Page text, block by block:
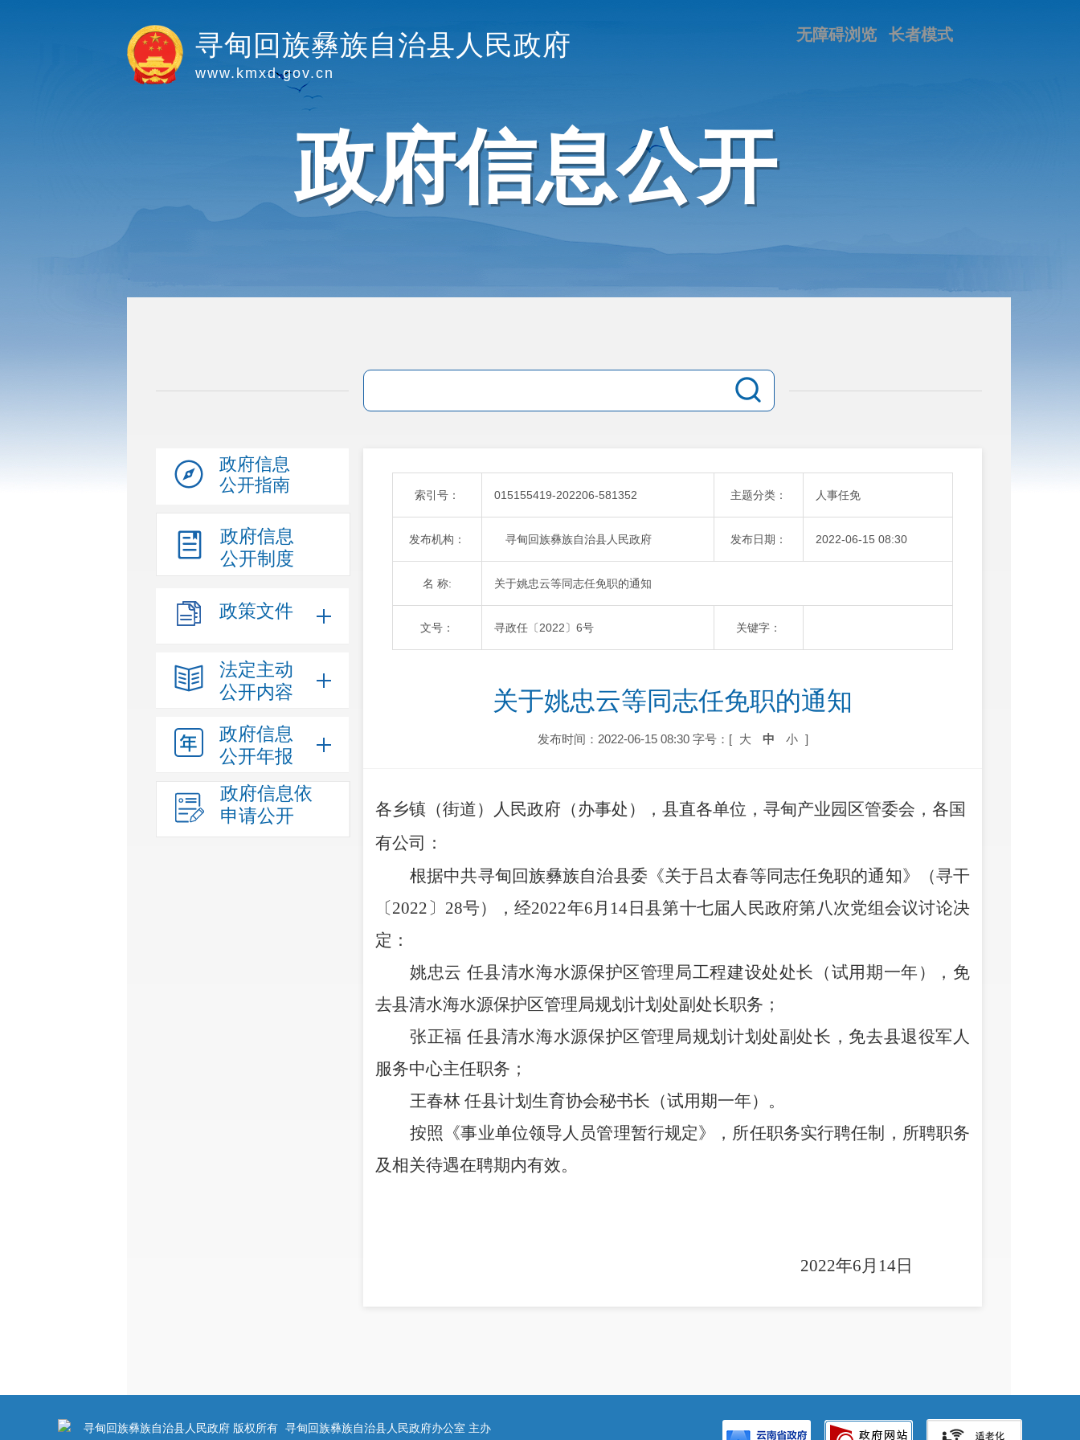
长者模式
无障碍浏览
寻甸回族彝族自治县人民政府
www.kmxd.gov.cn
政府信息公开
政府信息
公开指南
政府信息
公开制度
政策文件
法定主动
公开内容
政府信息
公开年报
政府信息依
申请公开
索引号： 015155419-202206-581352 主题分类： 人事任免
发布机构： 寻甸回族彝族自治县人民政府 发布日期： 2022-06-15 08:30
名 称: 关于姚忠云等同志任免职的通知
文号： 寻政任〔2022〕6号 关键字：
关于姚忠云等同志任免职的通知
发布时间：2022-06-15 08:30 字号：[ 大 中 小 ]
各乡镇 （街道）人民政府 （ 办事处 ） ，县直各单位， 寻甸产业园区管委会，各国
有公司：
根据中共寻甸回族彝族自治县委《关于吕太春等同志任免职的通知》 （寻干
〔2022 〕 28号） ，经2022年6月 14 日县第十七届人民政府第八次党组会议讨论决
定 ：
姚忠云 任县清水海水源保护区管理局工程建设处处长（试用期一年），免
去县清水海水源保护区管理局规划计划处副处长职务；
张正福 任县清水海水源保护区管理局规划计划处副处长，免去县退役军人
服务中心主任职务；
王春林 任县计划生育协会秘书长（试用期一年）。
按照《事业单位领导人员管理暂行规定》，所任职务实行聘任制，所聘职务
及相关待遇在聘期内有效。
2022年6月 14日
寻甸回族彝族自治县人民政府 版权所有 寻甸回族彝族自治县人民政府办公室 主办